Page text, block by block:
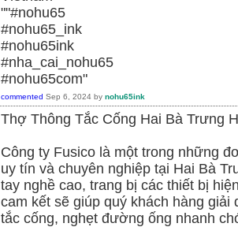
""#nohu65
#nohu65_ink
#nohu65ink
#nha_cai_nohu65
#nohu65com"
commented Sep 6, 2024 by nohu65ink
Thợ Thông Tắc Cống Hai Bà Trưng
Công ty Fusico là một trong những
uy tín và chuyên nghiệp tại Hai Bà
tay nghề cao, trang bị các thiết bị
cam kết sẽ giúp quý khách hàng
tắc cống, nghẹt đường ống nhanh